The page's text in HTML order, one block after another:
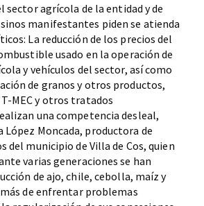
sector agrícola de la entidad y de
manifestantes piden se atienda
La reducción de los precios del
usado en la operación de
y vehículos del sector, así como
de granos y otros productos,
MEC y otros tratados
una competencia desleal,
López Moncada, productora de
del municipio de Villa de Cos, quien
varias generaciones se han
de ajo, chile, cebolla, maíz y
de enfrentar problemas